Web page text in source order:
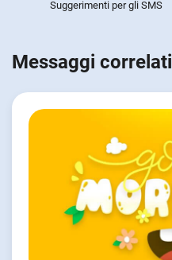
Suggerimenti per gli SMS
Messaggi correlati